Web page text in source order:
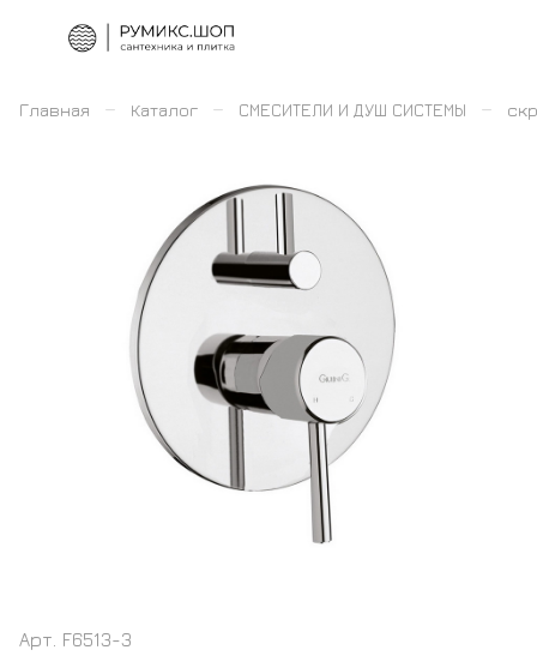
Главная – Каталог – СМЕСИТЕЛИ И ДУШ СИСТЕМЫ –
Арт. F6513-3